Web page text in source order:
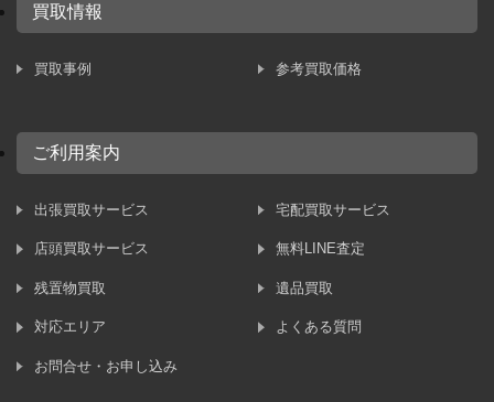
買取情報
買取事例 参考買取価格
ご利用案内
出張買取サービス 宅配買取サービス
店頭買取サービス 無料LINE査定
残置物買取 遺品買取
対応エリア よくある質問
お問合せ・お申し込み